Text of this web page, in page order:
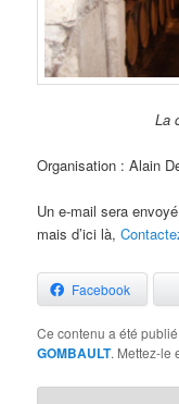
La
Organisation : Alain
Un e-mail sera
mais d’ici là,
Facebook
Ce contenu a été
GOMBAULT. Mettez-le